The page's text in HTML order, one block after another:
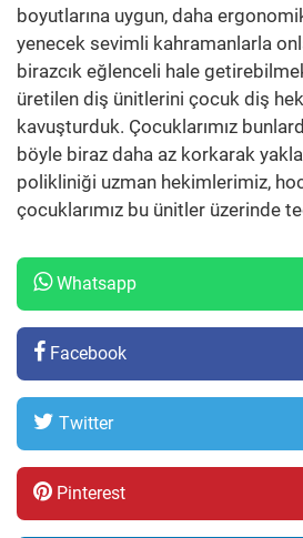
boyutlarına uygun, daha
yenecek sevimli kahramanlarla
birazcık eğlenceli hale
üretilen diş ünitlerini çocuk diş
kavuşturduk. Çocuklarımız
böyle biraz daha az korkarak
polikliniği uzman hekimlerimiz,
çocuklarımız bu ünitler üzerinde
Whatsapp
Facebook
Twitter
Pinterest